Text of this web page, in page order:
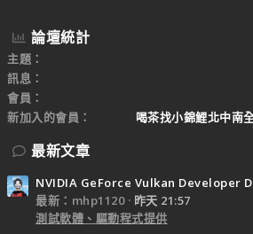
論壇統計
主題
訊息
會員
新加入的會員
喝茶找小錦鯉北中南
最新文章
NVIDIA GeForce Vulkan Developer
最新：mhp1120
昨天 21:57
測試軟體、驅動程式提供